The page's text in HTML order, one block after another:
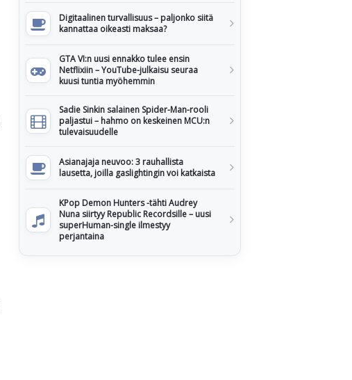
Digitaalinen turvallisuus – paljonko siitä
kannattaa oikeasti maksaa?
GTA VI:n uusi ennakko tulee ensin
Netflixiin – YouTube-julkaisu seuraa
kuusi tuntia myöhemmin
Sadie Sinkin salainen Spider-Man-rooli
paljastui – hahmo on keskeinen MCU:n
tulevaisuudelle
Asianajaja neuvoo: 3 rauhallista
lausetta, joilla gaslightingin voi katkaista
KPop Demon Hunters -tähti Audrey
Nuna siirtyy Republic Recordsille – uusi
superHuman-single ilmestyy
perjantaina